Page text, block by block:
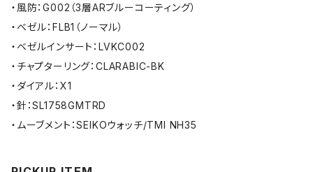
・風防：G002（3層ARブルーコーティング）
・ベゼル：FLB1（ノーマル）
・ベゼルインサート：LVKC002
・チャプターリング：CLARABIC-BK
・ダイアル：X1
・針：SL1758GMTRD
・ムーブメント：SEIKOウォッチ/TMI NH35